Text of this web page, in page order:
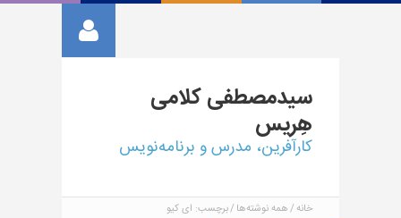
سیدمصطفیکلامی
هِریس
کارآفرین، مدرس و برنامه‌نویس
خانه همه نوشته‌ها برچسب: ای کیو